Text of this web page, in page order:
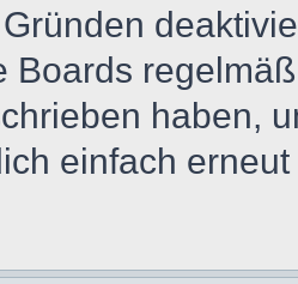
Boards
haben,
einfach